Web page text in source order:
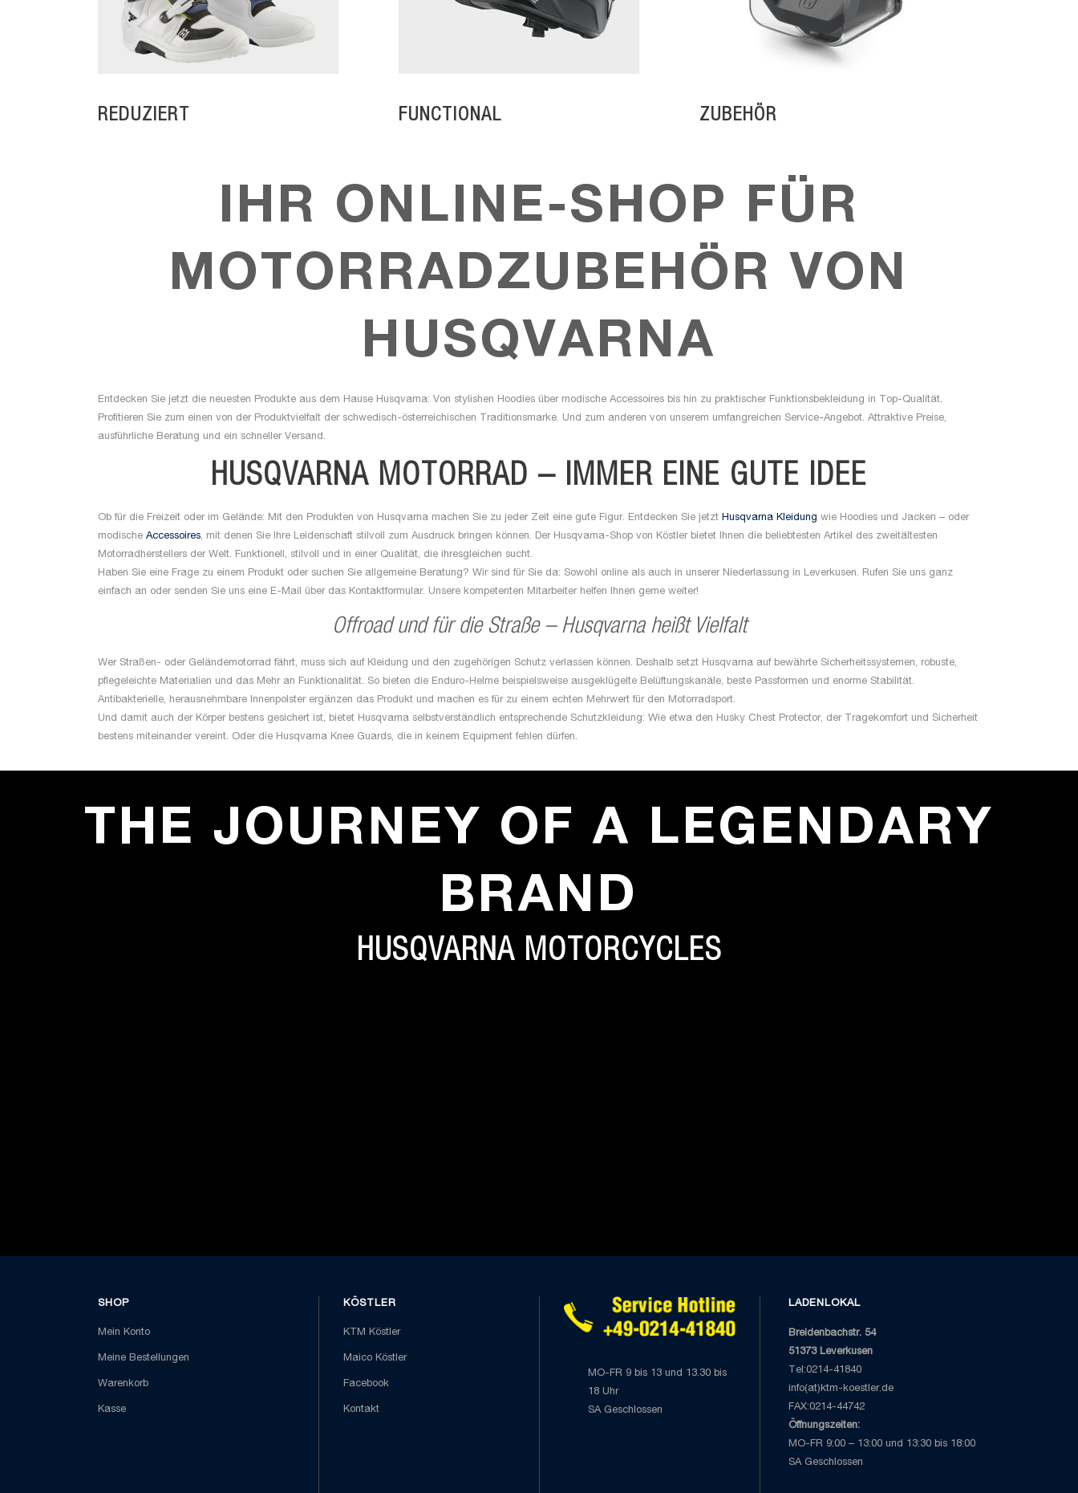
REDUZIERT FUNCTIONAL ZUBEHÖR
IHR ONLINE-SHOP FÜR
MOTORRADZUBEHÖR VON
HUSQVARNA
Entdecken Sie jetzt die neuesten Produkte aus dem Hause Husqvarna: Von stylishen Hoodies über modische Accessoires bis hin zu praktischer Funktionsbekleidung in Top-Qualität.
Profitieren Sie zum einen von der Produktvielfalt der schwedisch-österreichischen Traditionsmarke. Und zum anderen von unserem umfangreichen Service-Angebot. Attraktive Preise,
ausführliche Beratung und ein schneller Versand.
HUSQVARNA MOTORRAD – IMMER EINE GUTE IDEE
Ob für die Freizeit oder im Gelände: Mit den Produkten von Husqvarna machen Sie zu jeder Zeit eine gute Figur. Entdecken Sie jetzt Husqvarna Kleidung wie Hoodies und Jacken – oder
modische Accessoires, mit denen Sie Ihre Leidenschaft stilvoll zum Ausdruck bringen können. Der Husqvarna-Shop von Köstler bietet Ihnen die beliebtesten Artikel des zweitältesten
Motorradherstellers der Welt. Funktionell, stilvoll und in einer Qualität, die ihresgleichen sucht.
Haben Sie eine Frage zu einem Produkt oder suchen Sie allgemeine Beratung? Wir sind für Sie da: Sowohl online als auch in unserer Niederlassung in Leverkusen. Rufen Sie uns ganz
einfach an oder senden Sie uns eine E-Mail über das Kontaktformular. Unsere kompetenten Mitarbeiter helfen Ihnen gerne weiter!
Offroad und für die Straße – Husqvarna heißt Vielfalt
Wer Straßen- oder Geländemotorrad fährt, muss sich auf Kleidung und den zugehörigen Schutz verlassen können. Deshalb setzt Husqvarna auf bewährte Sicherheitssystemen, robuste,
pflegeleichte Materialien und das Mehr an Funktionalität. So bieten die Enduro-Helme beispielsweise ausgeklügelte Belüftungskanäle, beste Passformen und enorme Stabilität.
Antibakterielle, herausnehmbare Innenpolster ergänzen das Produkt und machen es für zu einem echten Mehrwert für den Motorradsport.
Und damit auch der Körper bestens gesichert ist, bietet Husqvarna selbstverständlich entsprechende Schutzkleidung: Wie etwa den Husky Chest Protector, der Tragekomfort und Sicherheit
bestens miteinander vereint. Oder die Husqvarna Knee Guards, die in keinem Equipment fehlen dürfen.
THE JOURNEY OF A LEGENDARY
BRAND
HUSQVARNA MOTORCYCLES
SHOP
Mein Konto
Meine Bestellungen
Warenkorb
Kasse
KÖSTLER
KTM Köstler
Maico Köstler
Facebook
Kontakt
MO-FR 9 bis 13 und 13.30 bis
18 Uhr
SA Geschlossen
LADENLOKAL
Breidenbachstr. 54
51373 Leverkusen
Tel:0214-41840
info(at)ktm-koestler.de
FAX:0214-44742
Öffnungszeiten:
MO-FR 9:00 – 13:00 und 13:30 bis 18:00
SA Geschlossen